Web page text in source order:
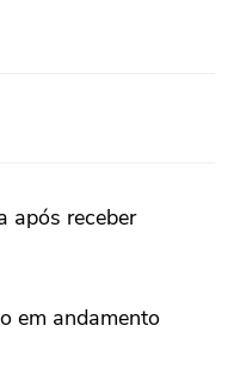
após receber
em andamento